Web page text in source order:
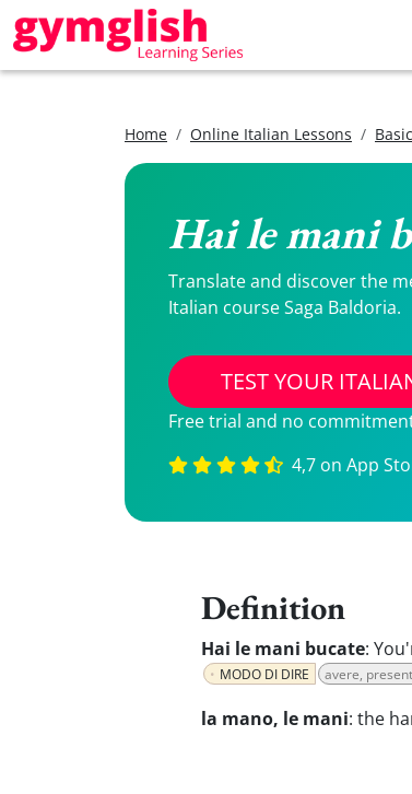
Home Online Italian Lessons
Hai le mani
Translate and discover the
Italian course Saga Baldoria.
TEST YOUR
Free trial and no
4,7 on App
Definition
Hai le mani bucate:
MODO DI DIRE avere,
la mano, le mani: the